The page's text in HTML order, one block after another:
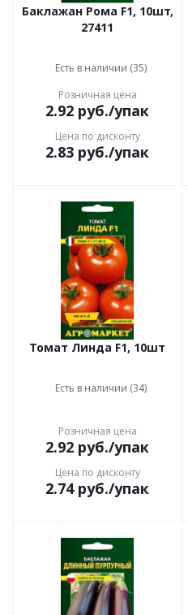
Баклажан Рома F1, 10шт,
27411
Есть в наличии (35)
Розничная цена
2.92 руб./упак
Цена по дисконту
2.83 руб./упак
Томат Линда F1, 10шт
Есть в наличии (34)
Розничная цена
2.92 руб./упак
Цена по дисконту
2.74руб./упак